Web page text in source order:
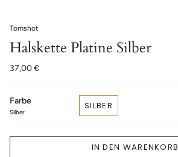
Tomshot
Halskette Platine Silber
37,00 €
Farbe
Silber
SILBER
IN DEN WARENKORB